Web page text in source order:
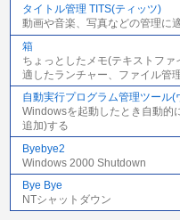
タイトル管理 TITS(ティッツ)
動画や音楽、写真などの管理に
箱
ちょっとしたメモ(テキストフ
適したランチャー、ファイル管
自動実行プログラム管理ツール(
Windowsを起動したとき自動的
追加)する
Byebye2
Windows 2000 Shutdown
Bye Bye
NTシャットダウン